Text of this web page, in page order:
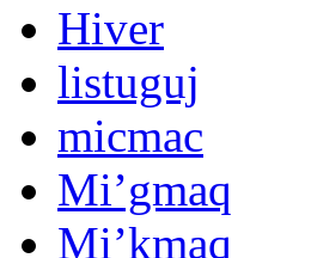
Hiver
listuguj
micmac
Mi’gmaq
Mi’kmaq